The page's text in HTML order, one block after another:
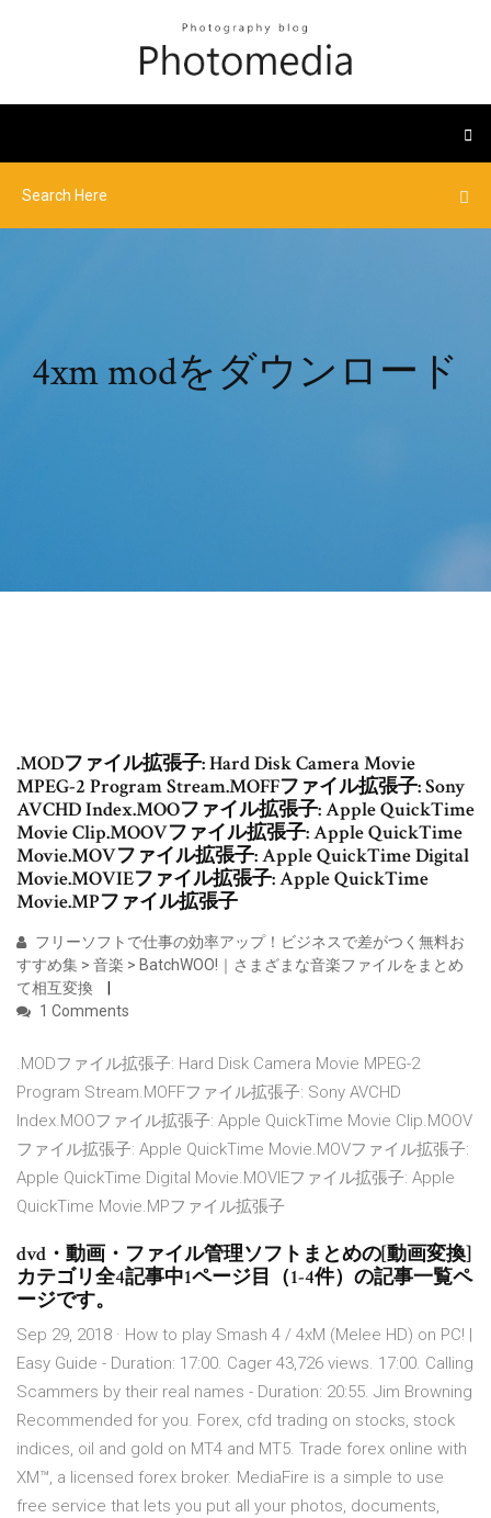
4xm modをダウンロード
.MODファイル拡張子: Hard Disk Camera Movie
MPEG-2 Program Stream.MOFFファイル拡張子: Sony
AVCHD Index.MOOファイル拡張子: Apple QuickTime
Movie Clip.MOOVファイル拡張子: Apple QuickTime
Movie.MOVファイル拡張子: Apple QuickTime Digital
Movie.MOVIEファイル拡張子: Apple QuickTime
Movie.MPファイル拡張子
フリーソフトで仕事の効率アップ！ビジネスで差がつく無料お
すすめ集 > 音楽 > BatchWOO!｜さまざまな音楽ファイルをまとめ
て相互変換
1 Comments
.MODファイル拡張子: Hard Disk Camera Movie MPEG-2
Program Stream.MOFFファイル拡張子: Sony AVCHD
Index.MOOファイル拡張子: Apple QuickTime Movie Clip.MOOV
ファイル拡張子: Apple QuickTime Movie.MOVファイル拡張子:
Apple QuickTime Digital Movie.MOVIEファイル拡張子: Apple
QuickTime Movie.MPファイル拡張子
dvd・動画・ファイル管理ソフトまとめの[動画変換]
カテゴリ全4記事中1ページ目（1-4件）の記事一覧ペ
ージです。
Sep 29, 2018 · How to play Smash 4 / 4xM (Melee HD) on PC! |
Easy Guide - Duration: 17:00. Cager 43,726 views. 17:00. Calling
Scammers by their real names - Duration: 20:55. Jim Browning
Recommended for you. Forex, cfd trading on stocks, stock
indices, oil and gold on MT4 and MT5. Trade forex online with
XM™, a licensed forex broker. MediaFire is a simple to use
free service that lets you put all your photos, documents,